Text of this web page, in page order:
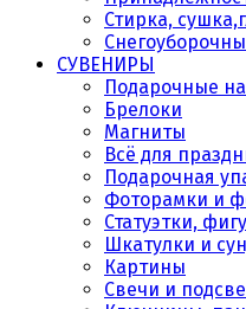
Стирка,
СУВЕНИРЫ
Подарочные
Брелоки
Магниты
Всё для
Подарочная
Фоторамки и
Статуэтки,
Шкатулки и
Картины
Свечи и